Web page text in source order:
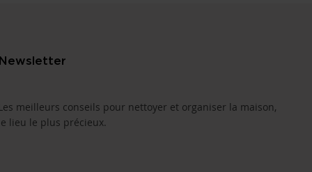
Newsletter
meilleurs conseils pour nettoyer et organiser la maison,
lieu le plus précieux.